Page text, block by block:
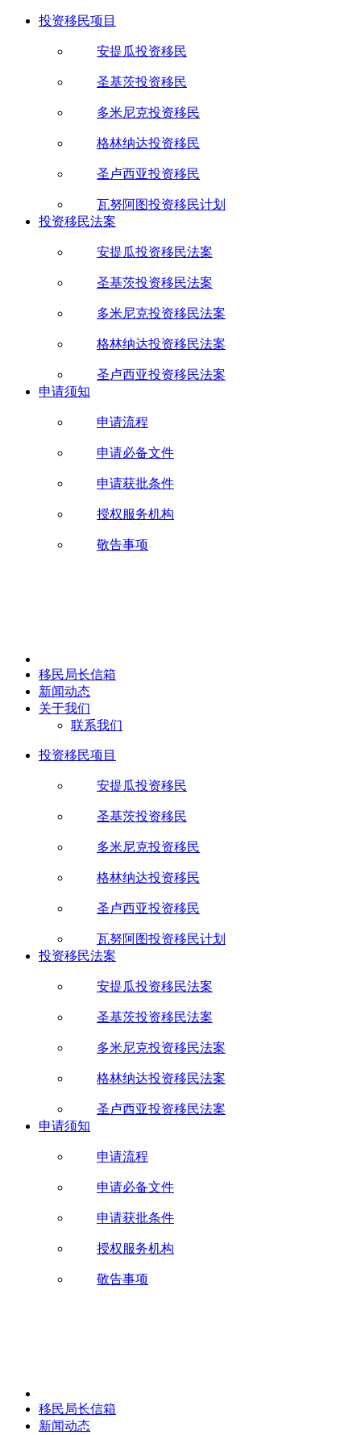
投资移民项目
安提瓜投资移民
圣基茨投资移民
多米尼克投资移民
格林纳达投资移民
圣卢西亚投资移民
瓦努阿图投资移民计划
投资移民法案
安提瓜投资移民法案
圣基茨投资移民法案
多米尼克投资移民法案
格林纳达投资移民法案
圣卢西亚投资移民法案
申请须知
申请流程
申请必备文件
申请获批条件
授权服务机构
敬告事项
移民局长信箱
新闻动态
关于我们
联系我们
投资移民项目
安提瓜投资移民
圣基茨投资移民
多米尼克投资移民
格林纳达投资移民
圣卢西亚投资移民
瓦努阿图投资移民计划
投资移民法案
安提瓜投资移民法案
圣基茨投资移民法案
多米尼克投资移民法案
格林纳达投资移民法案
圣卢西亚投资移民法案
申请须知
申请流程
申请必备文件
申请获批条件
授权服务机构
敬告事项
移民局长信箱
新闻动态